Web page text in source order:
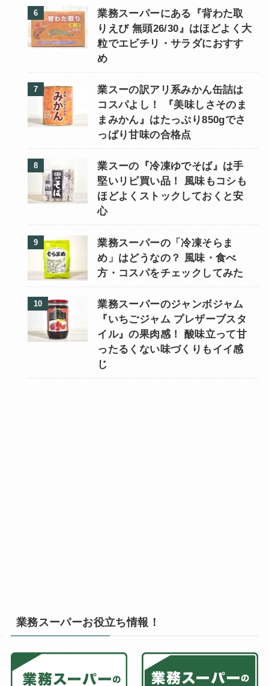
業務スーパーにある『背わた取
りえび 無頭26/30』はほどよく大
粒でエビチリ・サラダにおすす
め
業スーの訳アリ系みかん缶詰は
コスパよし！ 『美味しさそのま
まみかん』はたっぷり850gでさ
っぱり甘味の合格点
業スーの『冷凍ゆでそば』は手
堅いリピ買い品！ 風味もコシも
ほどよくストックしておくと安
心
業務スーパーの「冷凍そらま
め」はどうなの？ 風味・食べ
方・コスパをチェックしてみた
業務スーパーのジャンボジャム
『いちごジャム プレザーブスタ
イル』の果肉感！ 酸味立って甘
ったるくない味づくりもイイ感
じ
業務スーパーお役立ち情報！